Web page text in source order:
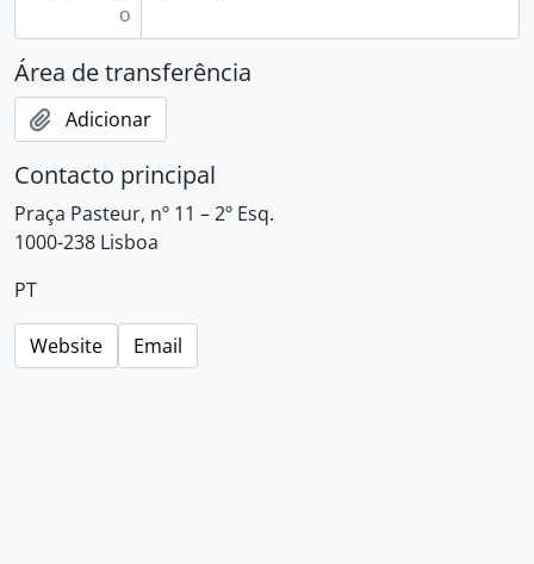
o
Área de transferência
Adicionar
Contacto principal
Praça Pasteur, nº 11 – 2º Esq.
1000-238 Lisboa
PT
Website Email